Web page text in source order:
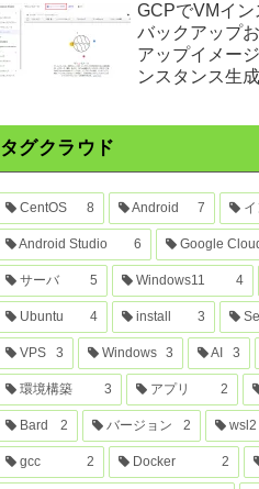
GCPでVMイン
バックアップ
アップイメー
ンスタンス生成
タグクラウド
CentOS 8 Android 7
Android Studio 6 Google
サーバ 5 Windows11 4
Ubuntu 4 install 3
VPS 3 Windows 3 AI 3
環境構築 3 アプリ 2
Bard 2 バージョン 2 wsl2
gcc 2 Docker 2